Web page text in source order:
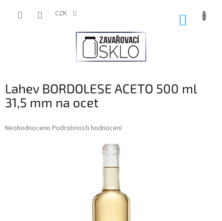
CZK
Lahev BORDOLESE ACETO 500 ml
31,5 mm na ocet
Průměrné
Neohodnoceno Podrobnosti hodnocení